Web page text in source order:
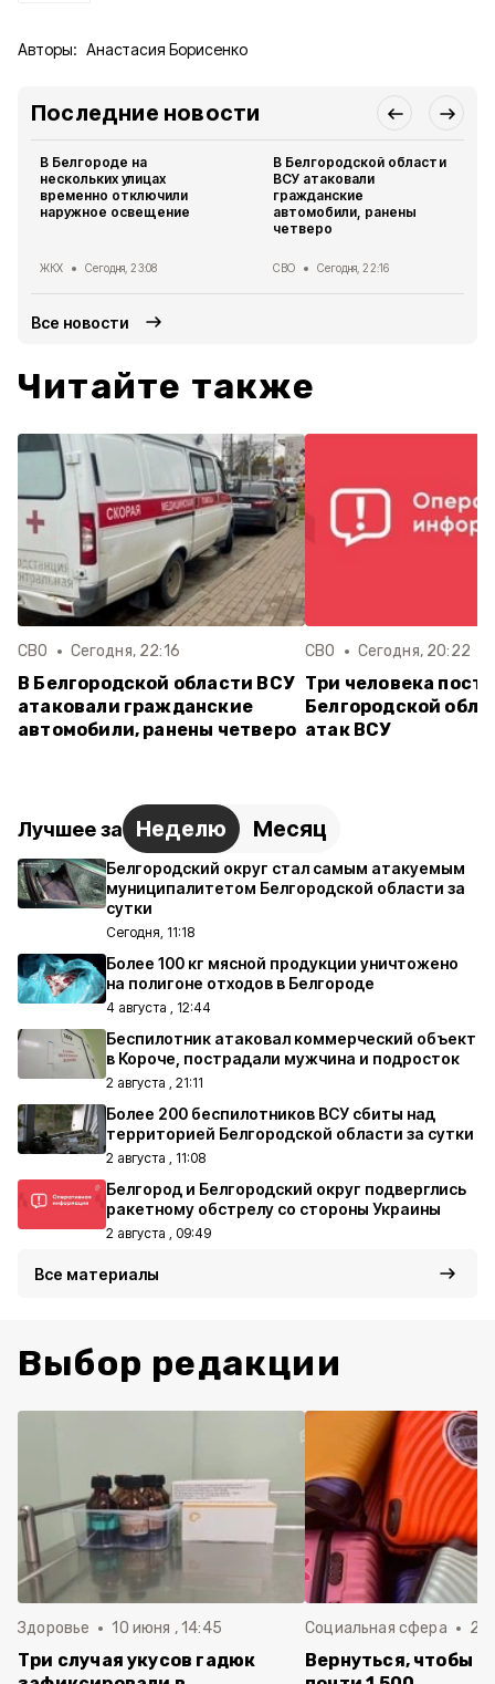
Авторы: Анастасия Борисенко
Последние новости
В Белгороде на
нескольких улицах
временно отключили
наружное освещение
ЖКХ Сегодня, 23:08
В Белгородской области
ВСУ атаковали
гражданские
автомобили, ранены
четверо
СВО Сегодня, 22:16
Все новости
Читайте также
СВО Сегодня, 22:16
В Белгородской области ВСУ
атаковали гражданские
автомобили, ранены четверо
СВО Сегодня, 20:22
Три человека
Белгородской
атак ВСУ
Лучшее за Неделю Месяц
Белгородский округ стал самым атакуемым
муниципалитетом Белгородской области за
сутки
Сегодня, 11:18
Более 100 кг мясной продукции уничтожено
на полигоне отходов в Белгороде
4 августа , 12:44
Беспилотник атаковал коммерческий объект
в Короче, пострадали мужчина и подросток
2 августа , 21:11
Более 200 беспилотников ВСУ сбиты над
территорией Белгородской области за сутки
2 августа , 11:08
Белгород и Белгородский округ подверглись
ракетному обстрелу со стороны Украины
2 августа , 09:49
Все материалы
Выбор редакции
Здоровье 10 июня , 14:45
Три случая укусов гадюк
Социальная сфера 20
Вернуться, чтобы